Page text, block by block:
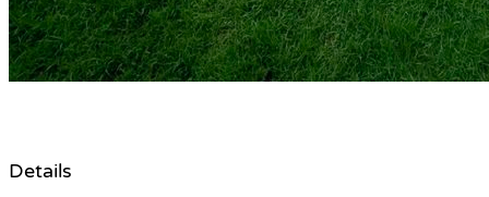
Details